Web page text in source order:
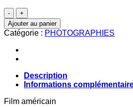
quantité
de
BABY
DOLL
Ajouter au panier
Catégorie : PHOTOGRAPHIES
Description
Informations
Film américain